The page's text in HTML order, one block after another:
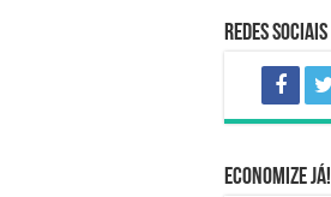
Redes sociais
Economize já!